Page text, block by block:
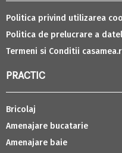
Politica privind utilizarea
Politica de prelucrare a
Termeni si Conditii
PRACTIC
Bricolaj
Amenajare bucatarie
Amenajare baie